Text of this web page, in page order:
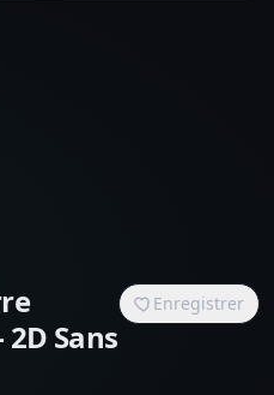
2D Sans
Enregistrer